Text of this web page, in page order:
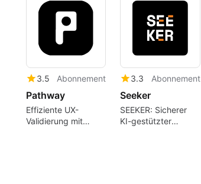
für Cloud-, KI- und
Entwicklerdienste.
von der Zygote
Media Group.
3.5 Abonnement
Pathway
Effiziente UX-
Validierung mit
3.3 Abonnement
Seeker
SEEKER: Sicherer
KI-gestützter